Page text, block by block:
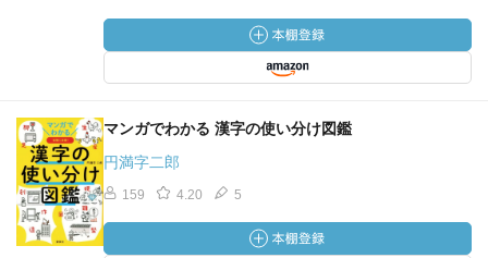
マンガでわかる 漢字の使い分け図鑑
円満字二郎
159 4.20 5